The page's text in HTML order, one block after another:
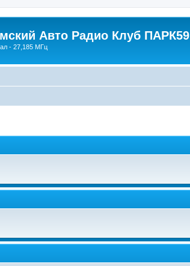
Авто Радио Клуб ПАРК59
- 27,185 МГц